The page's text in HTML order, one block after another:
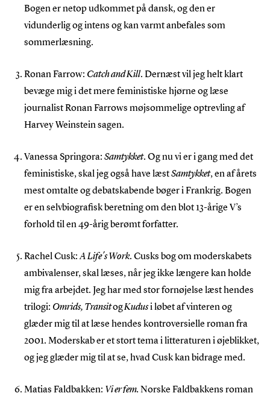
Bogen er netop udkommet på dansk, og den er
vidunderlig og intens og kan varmt anbefales som
sommerlæsning.
Ronan Farrow: Catch and Kill. Dernæst vil jeg helt klart
bevæge mig i det mere feministiske hjørne og læse
journalist Ronan Farrows møjsommelige optrevling af
Harvey Weinstein sagen.
Vanessa Springora:Samtykket. Og nu vi er i gang med det
feministiske, skal jeg også have læstSamtykket, en af årets
mest omtalte og debatskabende bøger i Frankrig. Bogen
er en selvbiografisk beretning om den blot 13-årige V’s
forhold til en 49-årig berømt forfatter.
Rachel Cusk:A Life´s Work. Cusks bog om moderskabets
ambivalenser, skal læses, når jeg ikke længere kan holde
mig fra arbejdet. Jeg har med stor fornøjelse læst hendes
trilogi: Omrids, TransitogKudusi løbet af vinteren og
glæder mig til at læse hendes kontroversielle roman fra
2001. Moderskab er et stort tema i litteraturen i øjeblikket,
og jeg glæder mig til at se, hvad Cusk kan bidrage med.
Matias Faldbakken: Vi er fem.Norske Faldbakkens roman